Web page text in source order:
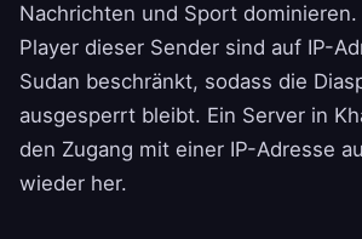
Nachrichten und Sport
Player dieser Sender sind auf IP-
Sudan beschränkt, sodass die
ausgesperrt bleibt. Ein Server in
den Zugang mit einer IP-Adresse
wieder her.